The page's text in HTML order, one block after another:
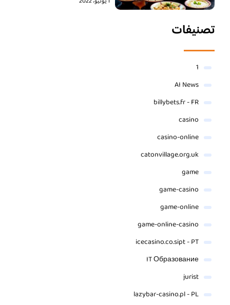
تصنيفات
1
AI News
billybets.fr - FR
casino
casino-online
catonvillage.org.uk
game
game-casino
game-online
game-online-casino
icecasino.co.sipt - PT
IT Образование
jurist
lazybar-casino.pl - PL